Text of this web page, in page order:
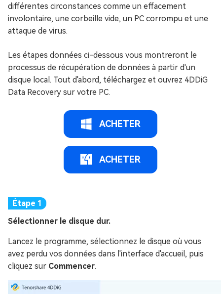
différentes circonstances comme un effacement
involontaire, une corbeille vide, un PC corrompu et une
attaque de virus.
Les étapes données ci-dessous vous montreront le
processus de récupération de données à partir d'un
disque local. Tout d'abord, téléchargez et ouvrez 4DDiG
Data Recovery sur votre PC.
ACHETER
ACHETER
Sélectionner le disque dur.
Lancez le programme, sélectionnez le disque où vous
avez perdu vos données dans l'interface d'accueil, puis
cliquez sur Commencer.